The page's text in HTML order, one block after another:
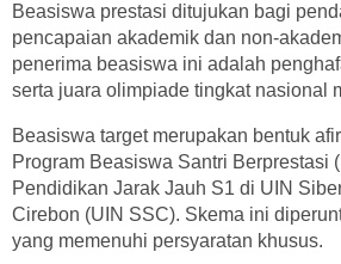
Beasiswa prestasi ditujukan bagi
pencapaian akademik dan non-
penerima beasiswa ini adalah
serta juara olimpiade tingkat nasional
Beasiswa target merupakan bentuk
Program Beasiswa Santri Berprestasi
Pendidikan Jarak Jauh S1 di UIN
Cirebon (UIN SSC). Skema ini
yang memenuhi persyaratan khusus.